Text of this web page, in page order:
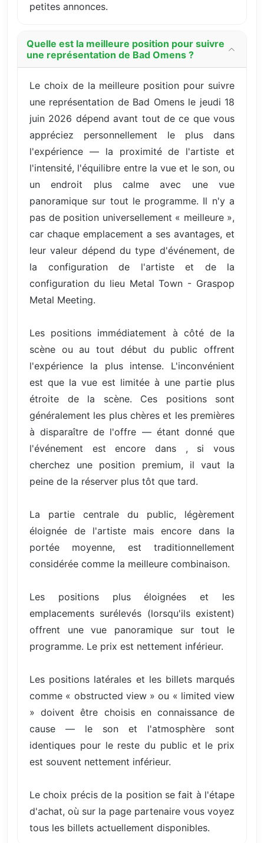
petites annonces.
Quelle est la meilleure position pour suivre
une représentation de Bad Omens ?
Le choix de la meilleure position pour suivre
une représentation de Bad Omens le jeudi 18
juin 2026 dépend avant tout de ce que vous
appréciez personnellement le plus dans
l'expérience — la proximité de l'artiste et
l'intensité, l'équilibre entre la vue et le son, ou
un endroit plus calme avec une vue
panoramique sur tout le programme. Il n'y a
pas de position universellement « meilleure »,
car chaque emplacement a ses avantages, et
leur valeur dépend du type d'événement, de
la configuration de l'artiste et de la
configuration du lieu Metal Town - Graspop
Metal Meeting.
Les positions immédiatement à côté de la
scène ou au tout début du public offrent
l'expérience la plus intense. L'inconvénient
est que la vue est limitée à une partie plus
étroite de la scène. Ces positions sont
généralement les plus chères et les premières
à disparaître de l'offre — étant donné que
l'événement est encore dans , si vous
cherchez une position premium, il vaut la
peine de la réserver plus tôt que tard.
La partie centrale du public, légèrement
éloignée de l'artiste mais encore dans la
portée moyenne, est traditionnellement
considérée comme la meilleure combinaison.
Les positions plus éloignées et les
emplacements surélevés (lorsqu'ils existent)
offrent une vue panoramique sur tout le
programme. Le prix est nettement inférieur.
Les positions latérales et les billets marqués
comme « obstructed view » ou « limited view
» doivent être choisis en connaissance de
cause — le son et l'atmosphère sont
identiques pour le reste du public et le prix
est souvent nettement inférieur.
Le choix précis de la position se fait à l'étape
d'achat, où sur la page partenaire vous voyez
tous les billets actuellement disponibles.